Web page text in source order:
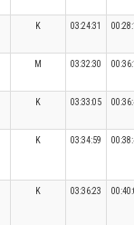
K 03:24:31
M 03:32:30
K 03:33:05
K 03:34:59
K 03:36:23